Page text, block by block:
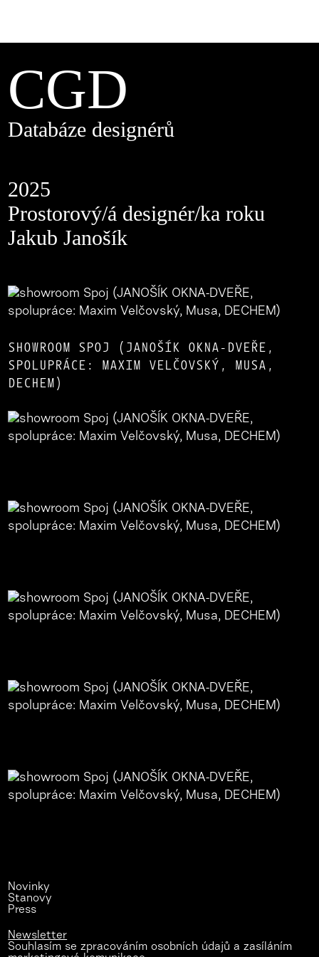
CGD
Databáze designérů
2025
Prostorový/á designér/ka roku
Jakub Janošík
SHOWROOM SPOJ (JANOŠÍK OKNA-DVEŘE,
SPOLUPRÁCE: MAXIM VELČOVSKÝ, MUSA,
DECHEM)
Novinky
Stanovy
Press
Newsletter
Souhlasím se zpracováním osobních údajů a zasíláním